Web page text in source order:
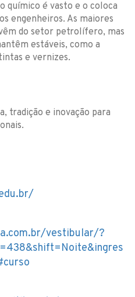
químico é vasto e o coloca
engenheiros. As maiores
do setor petrolífero, mas
estáveis, como a
e vernizes.
tradição e inovação para
vestibular/?